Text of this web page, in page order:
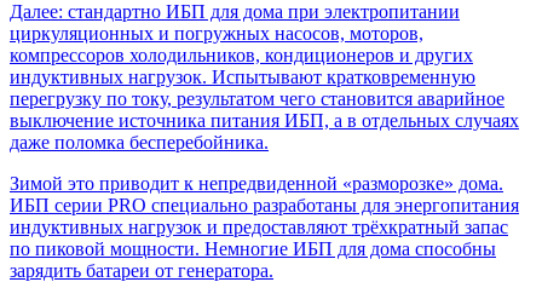
Далее: стандартно ИБП для дома при электропитании
циркуляционных и погружных насосов, моторов,
компрессоров холодильников, кондиционеров и других
индуктивных нагрузок. Испытывают кратковременную
перегрузку по току, результатом чего становится аварийное
выключение источника питания ИБП, а в отдельных случаях
даже поломка бесперебойника.
Зимой это приводит к непредвиденной «разморозке» дома.
ИБП серии PRO специально разработаны для энергопитания
индуктивных нагрузок и предоставляют трёхкратный запас
по пиковой мощности. Немногие ИБП для дома способны
зарядить батареи от генератора.